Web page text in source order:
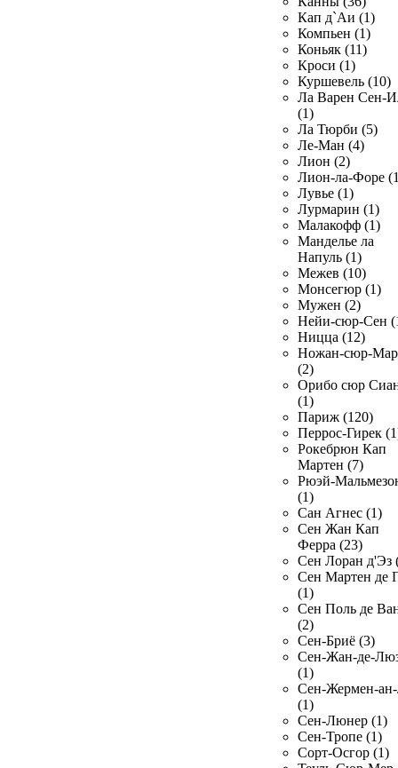
Кап д`Аи (1)
Компьен (1)
Коньяк (11)
Кроси (1)
Куршевель (10)
Ла Варен Сен-
(1)
Ла Тюрби (5)
Ле-Ман (4)
Лион (2)
Лион-ла-Форе
Лувье (1)
Лурмарин (1)
Малакофф (1)
Манделье ла
Напуль (1)
Межев (10)
Монсегюр (1)
Мужен (2)
Нейи-сюр-Сен
Ницца (12)
Ножан-сюр-
(2)
Орибо сюр
(1)
Париж (120)
Перрос-Гирек
Рокебрюн Кап
Мартен (7)
Рюэй-
(1)
Сан Агнес (1)
Сен Жан Кап
Ферра (23)
Сен Лоран д'Эз
Сен Мартен де
(1)
Сен Поль де
(2)
Сен-Бриё (3)
Сен-Жан-де-
(1)
Сен-Жермен-
(1)
Сен-Люнер (1)
Сен-Тропе (1)
Сорт-Осгор (1)